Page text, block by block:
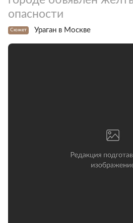
опасности
Сюжет Ураган в Москве